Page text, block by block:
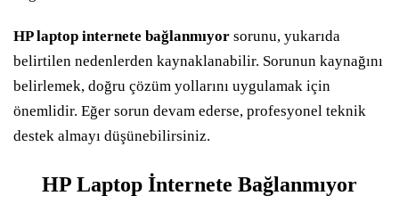
HP laptop internete bağlanmıyor sorunu, yukarıda
belirtilen nedenlerden kaynaklanabilir. Sorunun kaynağını
belirlemek, doğru çözüm yollarını uygulamak için
önemlidir. Eğer sorun devam ederse, profesyonel teknik
destek almayı düşünebilirsiniz.
HP Laptop İnternete Bağlanmıyor